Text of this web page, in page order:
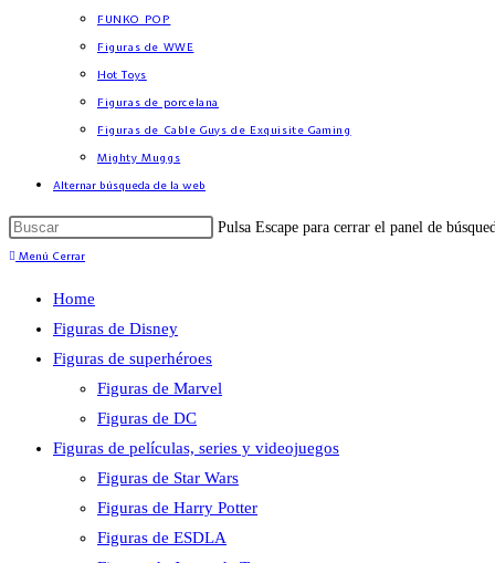
FUNKO POP
Figuras de WWE
Hot Toys
Figuras de porcelana
Figuras de Cable Guys de Exquisite Gaming
Mighty Muggs
Alternar búsqueda de la web
Pulsa Escape para cerrar el panel de
Menú Cerrar
Home
Figuras de Disney
Figuras de superhéroes
Figuras de Marvel
Figuras de DC
Figuras de películas, series y videojuegos
Figuras de Star Wars
Figuras de Harry Potter
Figuras de ESDLA